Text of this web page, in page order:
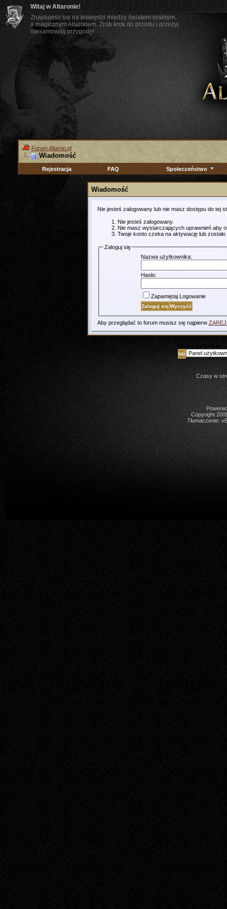
Witaj w Altaronie!
Znajdujesz się na krawędzi między światem realnym,
a magicznym Altaronem. Zrób krok do przodu i przeżyj
niesamowitą przygodę!
Forum Altaron.pl
Wiadomość
Rejestracja FAQ Społeczeństwo
Wiadomość
Nie jesteś zalogowany lub nie masz dostępu do tej
Nie jesteś zalogowany.
Nie masz wystarczających uprawnień aby
Twoje konto czeka na aktywację lub
Zaloguj się
Nazwa użytkownika:
Hasło:
Zapamiętaj Logowanie
Aby przeglądać to forum musisz się najpierw
Skocz do forum
Czasy w
Copyright
Tłumaczenie: